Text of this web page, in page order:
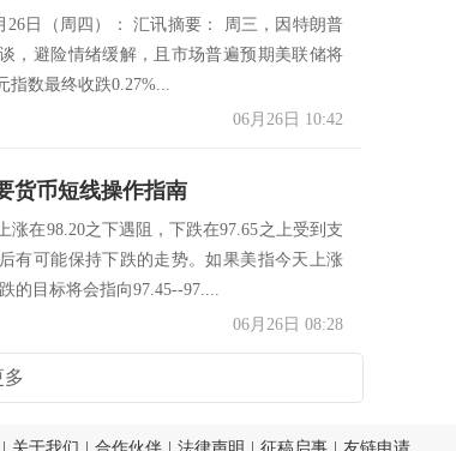
26日（周四）： 汇讯摘要： 周三，因特朗普
，避险情绪缓解，且市场普遍预期美联储将
指数最终收跌0.27%...
06月26日 10:42
要货币短线操作指南
涨在98.20之下遇阻，下跌在97.65之上受到支
有可能保持下跌的走势。如果美指今天上涨
的目标将会指向97.45--97....
06月26日 08:28
多